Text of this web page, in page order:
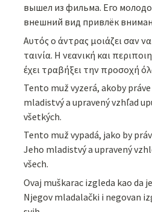
вышел из фильма. Его
внешний вид привлёк
Αυτός ο άντρας μοιάζει σαν
ταινία. Η νεανική και
έχει τραβήξει την προσοχή
Tento muž vyzerá, akoby
mladistvý a upravený vzhľad
všetkých.
Tento muž vypadá, jako by
Jeho mladistvý a upravený
všech.
Ovaj muškarac izgleda kao da
Njegov mladalački i negovan